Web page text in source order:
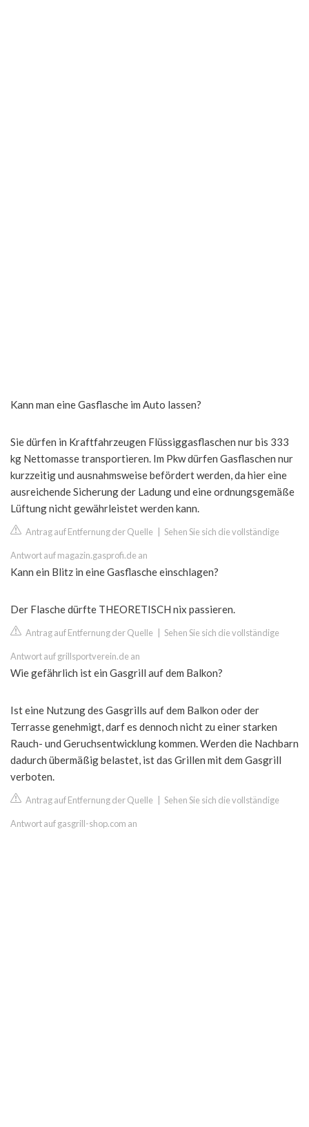
Kann man eine Gasflasche im Auto lassen?
Sie dürfen in Kraftfahrzeugen Flüssiggasflaschen nur bis 333
kg Nettomasse transportieren. Im Pkw dürfen Gasflaschen nur
kurzzeitig und ausnahmsweise befördert werden, da hier eine
ausreichende Sicherung der Ladung und eine ordnungsgemäße
Lüftung nicht gewährleistet werden kann.
Antrag auf Entfernung der Quelle Sehen Sie sich die vollständige
Antwort auf magazin.gasprofi.de an
Kann ein Blitz in eine Gasflasche einschlagen?
Der Flasche dürfte THEORETISCH nix passieren.
Antrag auf Entfernung der Quelle Sehen Sie sich die vollständige
Antwort auf grillsportverein.de an
Wie gefährlich ist ein Gasgrill auf dem Balkon?
Ist eine Nutzung des Gasgrills auf dem Balkon oder der
Terrasse genehmigt, darf es dennoch nicht zu einer starken
Rauch- und Geruchsentwicklung kommen. Werden die Nachbarn
dadurch übermäßig belastet, ist das Grillen mit dem Gasgrill
verboten.
Antrag auf Entfernung der Quelle Sehen Sie sich die vollständige
Antwort auf gasgrill-shop.com an